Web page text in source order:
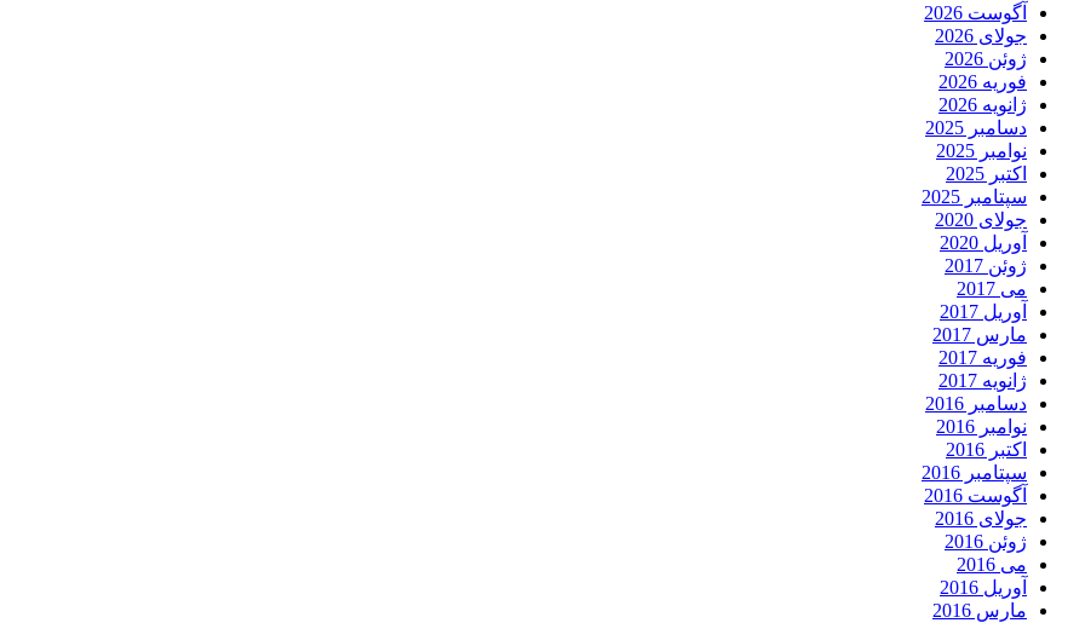
آگوست 2026
جولای 2026
ژوئن 2026
فوریه 2026
ژانویه 2026
دسامبر 2025
نوامبر 2025
اکتبر 2025
سپتامبر 2025
جولای 2020
آوریل 2020
ژوئن 2017
می 2017
آوریل 2017
مارس 2017
فوریه 2017
ژانویه 2017
دسامبر 2016
نوامبر 2016
اکتبر 2016
سپتامبر 2016
آگوست 2016
جولای 2016
ژوئن 2016
می 2016
آوریل 2016
مارس 2016